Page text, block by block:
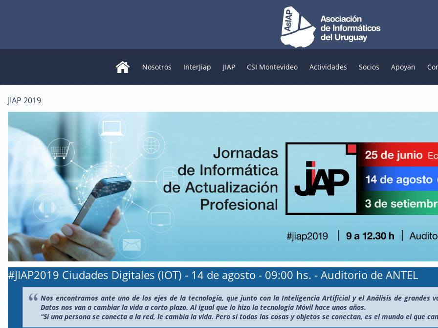
Nosotros InterJiap JIAP CSI Montevideo Actividades Socios Apoyan
JIAP 2019
#JIAP2019 Ciudades Digitales (IOT) - 14 de agosto - 09:00 hs. - Auditorio de ANTEL
Nos encontramos ante uno de los ejes de la tecnología, que junto con la Inteligencia Artificial y el Análisis de grandes
Datos nos van a cambiar la vida a corto plazo. Al igual que lo hizo la tecnología Móvil hace unos años.
“Si una persona se conecta a la red, le cambia la vida. Pero si todas las cosas y objetos se conectan, es el mundo el que